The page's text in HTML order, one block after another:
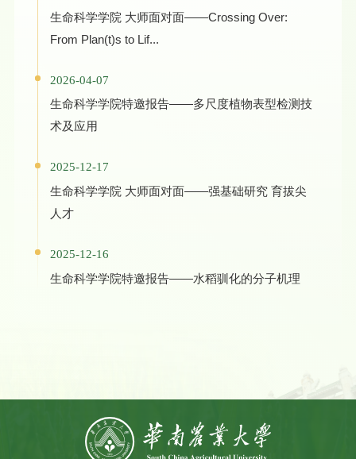
生命科学学院 大师面对面——Crossing Over:
From Plan(t)s to Lif...
2026-04-07
生命科学学院特邀报告——多尺度植物表型检测技
术及应用
2025-12-17
生命科学学院 大师面对面——强基础研究 育拔尖
人才
2025-12-16
生命科学学院特邀报告——水稻驯化的分子机理